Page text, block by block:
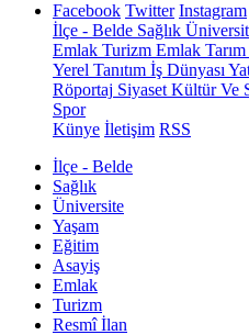
Facebook Twitter Instagram
İlçe - Belde Sağlık
Emlak Turizm Emlak
Yerel Tanıtım İş Dünyası
Röportaj Siyaset Kültür Ve
Spor
Künye İletişim RSS
İlçe - Belde
Sağlık
Üniversite
Yaşam
Eğitim
Asayiş
Emlak
Turizm
Resmî İlan